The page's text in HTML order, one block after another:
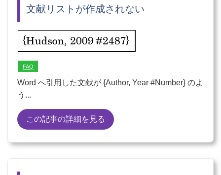
文献リストが作成されない
FAQ
Word へ引用した文献が {Author, Year #Number} のよ
う...
この記事の詳細を見る